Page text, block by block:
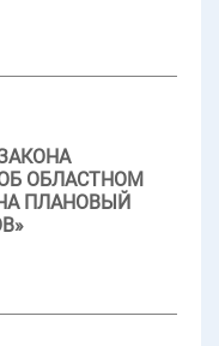
ОБЛАСТНОМ
ПЛАНОВЫЙ